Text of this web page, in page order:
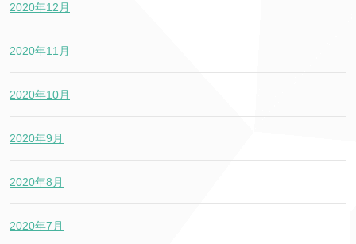
2020年12月
2020年11月
2020年10月
2020年9月
2020年8月
2020年7月